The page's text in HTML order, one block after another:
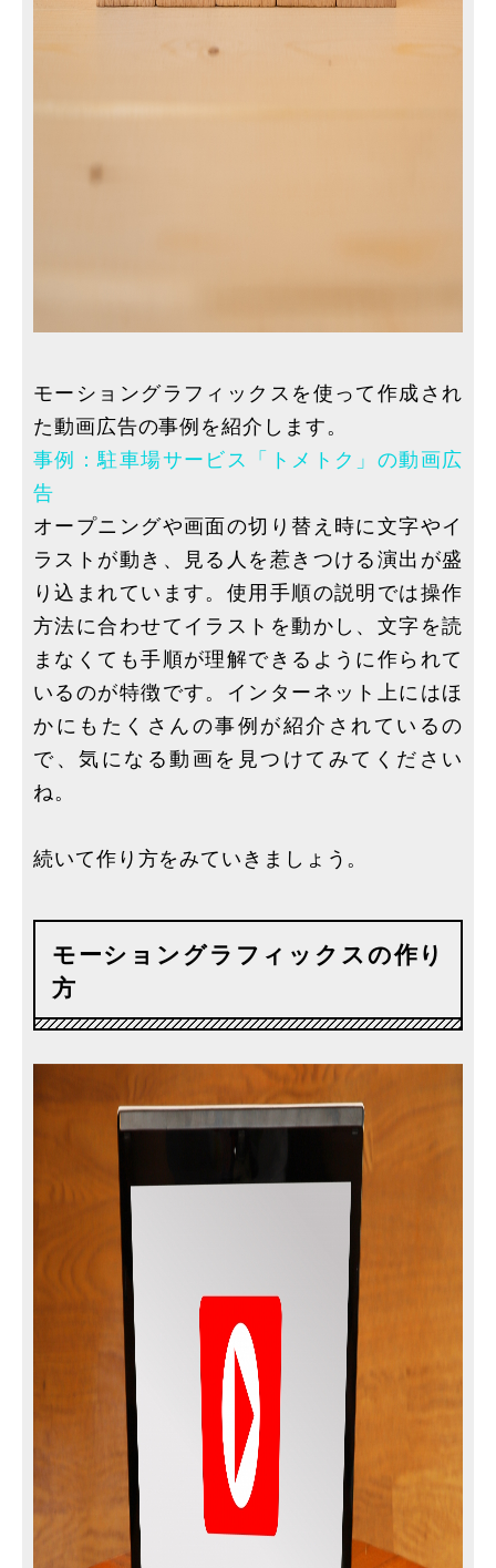
モーショングラフィックスを使って作成され
た動画広告の事例を紹介します。
事例：駐車場サービス「トメトク」の動画広
告
オープニングや画面の切り替え時に文字やイ
ラストが動き、見る人を惹きつける演出が盛
り込まれています。使用手順の説明では操作
方法に合わせてイラストを動かし、文字を読
まなくても手順が理解できるように作られて
いるのが特徴です。インターネット上にはほ
かにもたくさんの事例が紹介されているの
で、気になる動画を見つけてみてください
ね。
続いて作り方をみていきましょう。
モーショングラフィックスの作り
方